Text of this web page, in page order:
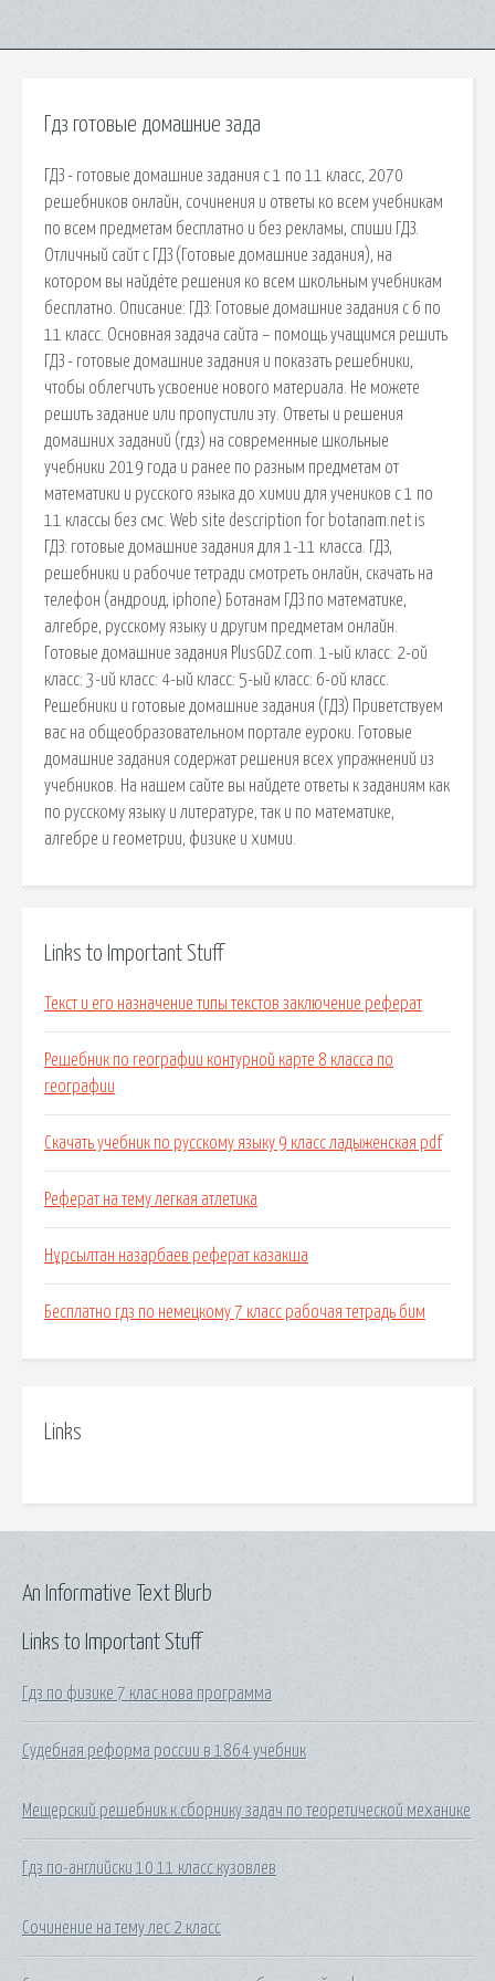
Гдз готовые домашние зада
ГДЗ - готовые домашние задания с 1 по 11 класс, 2070
решебников онлайн, сочинения и ответы ко всем учебникам
по всем предметам бесплатно и без рекламы, спиши ГДЗ.
Отличный сайт с ГДЗ (Готовые домашние задания), на
котором вы найдёте решения ко всем школьным учебникам
бесплатно. Описание: ГДЗ: Готовые домашние задания с 6 по
11 класс. Основная задача сайта – помощь учащимся решить
ГДЗ - готовые домашние задания и показать решебники,
чтобы облегчить усвоение нового материала. Не можете
решить задание или пропустили эту. Ответы и решения
домашних заданий (гдз) на современные школьные
учебники 2019 года и ранее по разным предметам от
математики и русского языка до химии для учеников с 1 по
11 классы без смс. Web site description for botanam.net is
ГДЗ: готовые домашние задания для 1-11 класса. ГДЗ,
решебники и рабочие тетради смотреть онлайн, скачать на
телефон (андроид, iphone) Ботанам ГДЗ по математике,
алгебре, русскому языку и другим предметам онлайн.
Готовые домашние задания PlusGDZ.com. 1-ый класс: 2-ой
класс: 3-ий класс: 4-ый класс: 5-ый класс: 6-ой класс.
Решебники и готовые домашние задания (ГДЗ) Приветствуем
вас на общеобразовательном портале еуроки. Готовые
домашние задания содержат решения всех упражнений из
учебников. На нашем сайте вы найдете ответы к заданиям как
по русскому языку и литературе, так и по математике,
алгебре и геометрии, физике и химии.
Links to Important Stuff
Текст и его назначение типы текстов заключение реферат
Решебник по географии контурной карте 8 класса по
географии
Скачать учебник по русскому языку 9 класс ладыженская pdf
Реферат на тему легкая атлетика
Нұрсылтан назарбаев реферат казакша
Бесплатно гдз по немецкому 7 класс рабочая тетрадь бим
Links
Links to Important Stuff
Гдз по физике 7 клас нова программа
Судебная реформа россии в 1864 учебник
Мещерский решебник к сборнику задач по теоретической механике
Гдз по-английски 10 11 класс кузовлев
Сочинение на тему лес 2 класс
An Informative Text Blurb